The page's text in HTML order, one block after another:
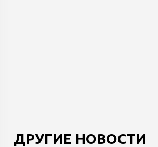
ДРУГИЕ НОВОСТИ